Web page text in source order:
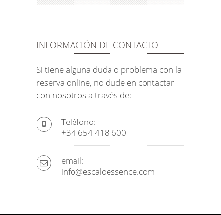
INFORMACIÓN DE CONTACTO
Si tiene alguna duda o problema con la
reserva online, no dude en contactar
con nosotros a través de:
Teléfono:
+34 654 418 600
email:
info@escaloessence.com